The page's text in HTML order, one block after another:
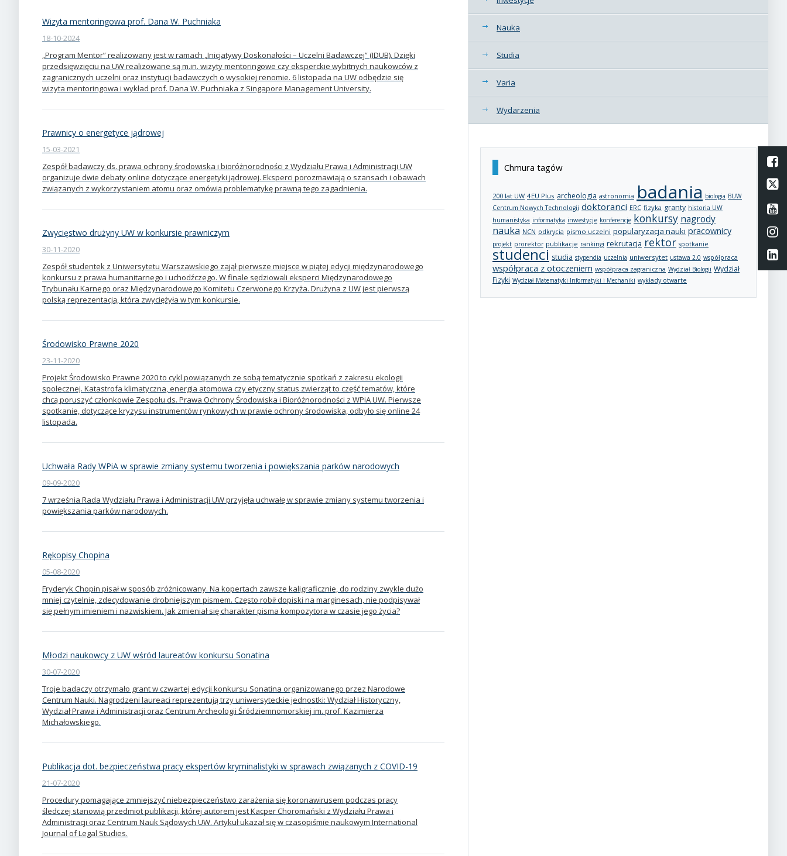
Wizyta mentoringowa prof. Dana W. Puchniaka
18-10-2024
„Program Mentor” realizowany jest w ramach „Inicjatywy Doskonałości – Uczelni Badawczej” (IDUB). Dzięki
przedsięwzięciu na UW realizowane są m.in. wizyty mentoringowe czy eksperckie wybitnych naukowców z
zagranicznych uczelni oraz instytucji badawczych o wysokiej renomie. 6 listopada na UW odbędzie się
wizyta mentoringowa i wykład prof. Dana W. Puchniaka z Singapore Management University.
Prawnicy o energetyce jądrowej
15-03-2021
Zespół badawczy ds. prawa ochrony środowiska i bioróżnorodności z Wydziału Prawa i Administracji UW
organizuje dwie debaty online dotyczące energetyki jądrowej. Eksperci porozmawiają o szansach i obawach
związanych z wykorzystaniem atomu oraz omówią problematykę prawną tego zagadnienia.
Zwycięstwo drużyny UW w konkursie prawniczym
30-11-2020
Zespół studentek z Uniwersytetu Warszawskiego zajął pierwsze miejsce w piątej edycji międzynarodowego
konkursu z prawa humanitarnego i uchodźczego. W finale sędziowali eksperci Międzynarodowego
Trybunału Karnego oraz Międzynarodowego Komitetu Czerwonego Krzyża. Drużyna z UW jest pierwszą
polską reprezentacją, która zwyciężyła w tym konkursie.
Środowisko Prawne 2020
23-11-2020
Projekt Środowisko Prawne 2020 to cykl powiązanych ze sobą tematycznie spotkań z zakresu ekologii
społecznej. Katastrofa klimatyczna, energia atomowa czy etyczny status zwierząt to część tematów, które
chcą poruszyć członkowie Zespołu ds. Prawa Ochrony Środowiska i Bioróżnorodności z WPiA UW. Pierwsze
spotkanie, dotyczące kryzysu instrumentów rynkowych w prawie ochrony środowiska, odbyło się online 24
listopada.
Uchwała Rady WPiA w sprawie zmiany systemu tworzenia i powiększania parków narodowych
09-09-2020
7 września Rada Wydziału Prawa i Administracji UW przyjęła uchwałę w sprawie zmiany systemu tworzenia i
powiększania parków narodowych.
Rękopisy Chopina
05-08-2020
Fryderyk Chopin pisał w sposób zróżnicowany. Na kopertach zawsze kaligraficznie, do rodziny zwykle dużo
mniej czytelnie, zdecydowanie drobniejszym pismem. Często robił dopiski na marginesach, nie podpisywał
się pełnym imieniem i nazwiskiem. Jak zmieniał się charakter pisma kompozytora w czasie jego życia?
Młodzi naukowcy z UW wśród laureatów konkursu Sonatina
30-07-2020
Troje badaczy otrzymało grant w czwartej edycji konkursu Sonatina organizowanego przez Narodowe
Centrum Nauki. Nagrodzeni laureaci reprezentują trzy uniwersyteckie jednostki: Wydział Historyczny,
Wydział Prawa i Administracji oraz Centrum Archeologii Śródziemnomorskiej im. prof. Kazimierza
Michałowskiego.
Publikacja dot. bezpieczeństwa pracy ekspertów kryminalistyki w sprawach związanych z COVID-19
21-07-2020
Procedury pomagające zmniejszyć niebezpieczeństwo zarażenia się koronawirusem podczas pracy
śledczej stanowią przedmiot publikacji, której autorem jest Kacper Choromański z Wydziału Prawa i
Administracji oraz Centrum Nauk Sądowych UW. Artykuł ukazał się w czasopiśmie naukowym International
Journal of Legal Studies.
Nauka
Studia
Varia
Wydarzenia
Chmura tagów
200 lat UW 4EU Plus archeologia astronomia badania biologia BUW
Centrum Nowych Technologii doktoranci ERC fizyka granty historia UW
humanistyka informatyka inwestycje konferencje konkursy nagrody
nauka NCN odkrycia pismo uczelni popularyzacja nauki pracownicy
projekt prorektor publikacje rankingi rekrutacja rektor spotkanie
studenci studia stypendia uczelnia uniwersytet ustawa 2.0 współpraca
współpraca z otoczeniem współpraca zagraniczna Wydział Biologii Wydział
Fizyki Wydział Matematyki Informatyki i Mechaniki wykłady otwarte